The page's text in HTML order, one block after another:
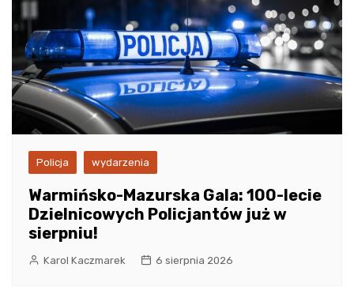
Policja wydarzenia
Warmińsko-Mazurska Gala: 100-lecie
Dzielnicowych Policjantów już w
sierpniu!
Karol Kaczmarek 6 sierpnia 2026